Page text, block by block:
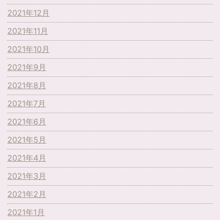
2021年12月
2021年11月
2021年10月
2021年9月
2021年8月
2021年7月
2021年6月
2021年5月
2021年4月
2021年3月
2021年2月
2021年1月